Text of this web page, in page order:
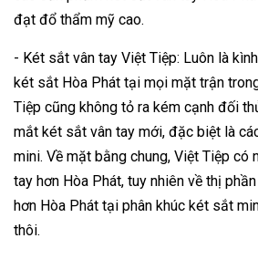
đạt đổ thẩm mỹ cao.
- Két sắt vân tay Việt Tiệp: Luôn là
két sắt Hòa Phát tại mọi mặt trận
Tiệp cũng không tỏ ra kém cạnh đối
mắt két sắt vân tay mới, đặc biệt là
mini. Về mặt bằng chung, Việt Tiệp có
tay hơn Hòa Phát, tuy nhiên về thị
hơn Hòa Phát tại phân khúc két sắt
thôi.